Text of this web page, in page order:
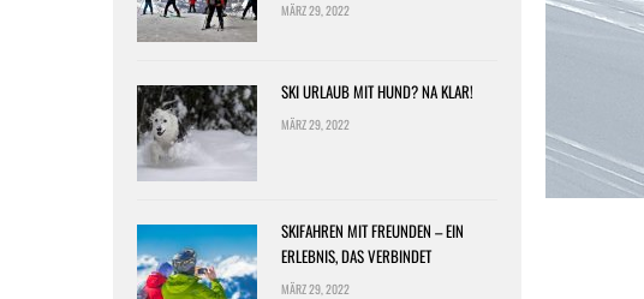
MÄRZ 29, 2022
SKI URLAUB MIT HUND? NA KLAR!
MÄRZ 29, 2022
SKIFAHREN MIT FREUNDEN – EIN
ERLEBNIS, DAS VERBINDET
MÄRZ 29, 2022